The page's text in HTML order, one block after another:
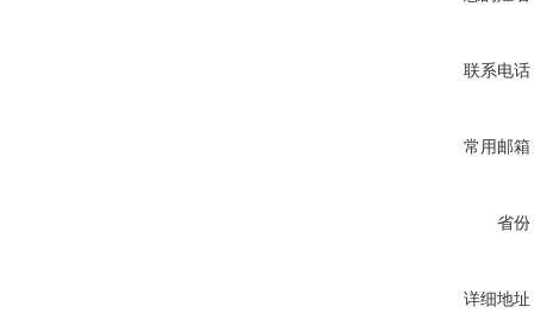
联系电话
常用邮箱
省份
详细地址